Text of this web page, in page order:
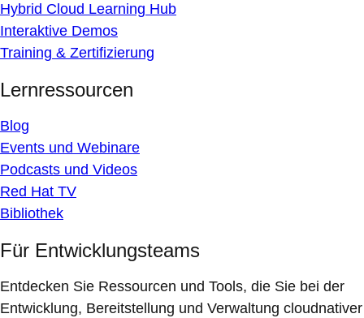
Hybrid Cloud Learning Hub
Interaktive Demos
Training & Zertifizierung
Lernressourcen
Blog
Events und Webinare
Podcasts und Videos
Red Hat TV
Bibliothek
Für Entwicklungsteams
Entdecken Sie Ressourcen und Tools, die Sie bei der
Entwicklung, Bereitstellung und Verwaltung cloudnativer